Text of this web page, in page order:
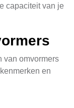
capaciteit van je
van omvormers
en